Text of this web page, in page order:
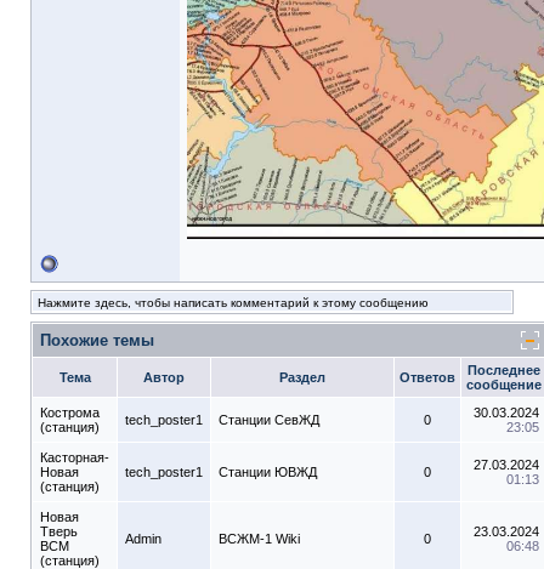
Нажмите здесь, чтобы написать комментарий к этому сообщению
Похожие темы
Тема Автор Раздел Ответов
Последнее
сообщение
Кострома
(станция)
tech_poster1 Станции СевЖД 0
30.03.2024
23:05
Касторная-
Новая
(станция)
tech_poster1 Станции ЮВЖД 0
27.03.2024
01:13
Новая
Тверь
ВСМ
(станция)
Admin ВСЖМ-1 Wiki 0
23.03.2024
06:48